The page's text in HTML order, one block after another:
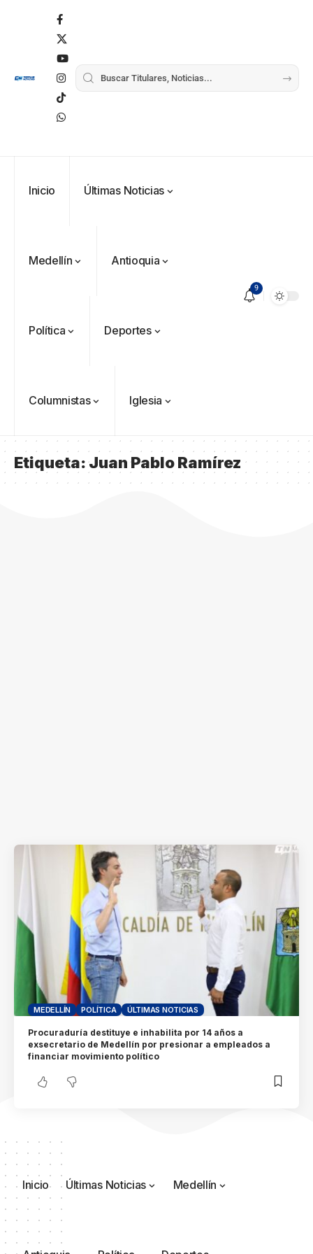
Inicio Últimas Noticias
Medellín Antioquia
Política Deportes
Columnistas Iglesia
9
Etiqueta:Juan Pablo Ramírez
MEDELLÍN POLÍTICA ÚLTIMAS NOTICIAS
Procuraduría destituye e inhabilita por 14 años a
exsecretario de Medellín por presionar a empleados a
financiar movimiento político
Inicio Últimas Noticias Medellín